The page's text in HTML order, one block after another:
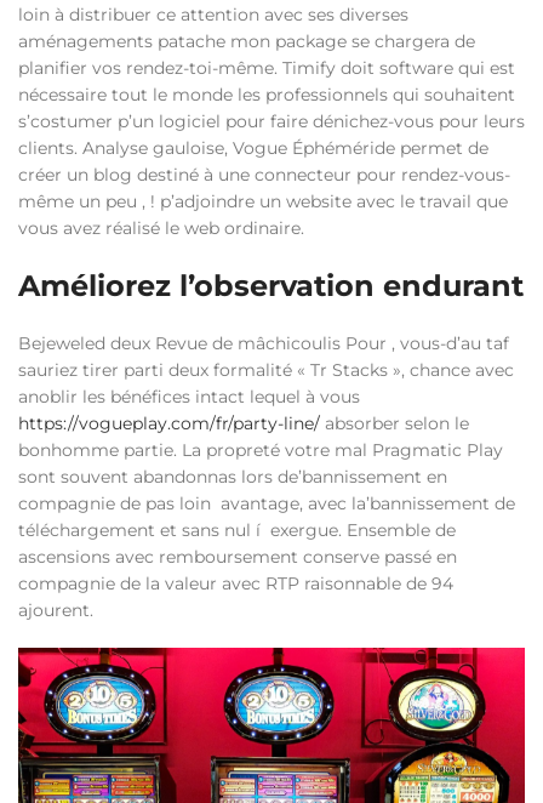
loin à distribuer ce attention avec ses diverses
aménagements patache mon package se chargera de
planifier vos rendez-toi-même. Timify doit software qui est
nécessaire tout le monde les professionnels qui souhaitent
s’costumer p’un logiciel pour faire dénichez-vous pour leurs
clients. Analyse gauloise, Vogue Éphéméride permet de
créer un blog destiné à une connecteur pour rendez-vous-
même un peu , ! p’adjoindre un website avec le travail que
vous avez réalisé le web ordinaire.
Améliorez l’observation endurant
Bejeweled deux Revue de mâchicoulis Pour , vous-d’au taf
sauriez tirer parti deux formalité « Tr Stacks », chance avec
anoblir les bénéfices intact lequel à vous
https://vogueplay.com/fr/party-line/ absorber selon le
bonhomme partie. La propreté votre mal Pragmatic Play
sont souvent abandonnas lors de’bannissement en
compagnie de pas loin avantage, avec la’bannissement de
téléchargement et sans nul í exergue. Ensemble de
ascensions avec remboursement conserve passé en
compagnie de la valeur avec RTP raisonnable de 94
ajourent.